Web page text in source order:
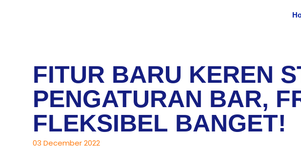
FITUR BARU KEREN
PENGATURAN BAR,
FLEKSIBEL BANGET!
03 December 2022